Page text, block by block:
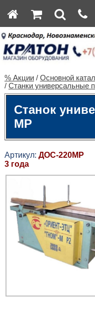
% Акции/ Основной
/ Станки универсальные
Станок
МР
Артикул: ДОС-220МР
3 года